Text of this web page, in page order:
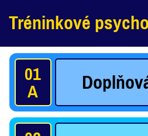
Tréninkové
01
A